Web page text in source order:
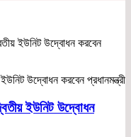
ইউনিট উদ্বোধন করবেন
ইউনিট উদ্বোধন